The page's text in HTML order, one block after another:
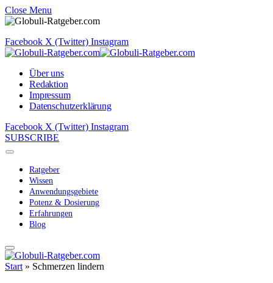
Close Menu
Facebook X (Twitter) Instagram
Über uns
Redaktion
Impressum
Datenschutzerklärung
Facebook X (Twitter) Instagram
SUBSCRIBE
Ratgeber
Wissen
Anwendungsgebiete
Potenz & Dosierung
Erfahrungen
Blog
Start » Schmerzen lindern